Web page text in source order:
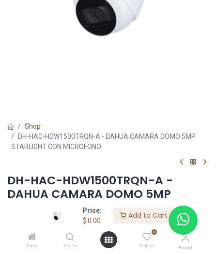
Price:
$ 0.00
Add to Cart
Home Search
0
Wishlist Account
Shop
DH-HAC-HDW1500TRQN-A - DAHUA CAMARA DOMO 5MP
STARLIGHT CON MICROFONO
DH-HAC-HDW1500TRQN-A -
DAHUA CAMARA DOMO 5MP
STARLIGHT CON MICROFONO